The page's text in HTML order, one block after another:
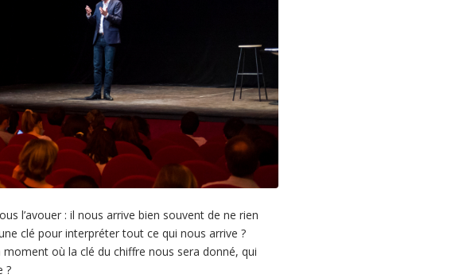
l’avouer : il nous arrive bien souvent de ne rien
clé pour interpréter tout ce qui nous arrive ?
où la clé du chiffre nous sera donné, qui
?